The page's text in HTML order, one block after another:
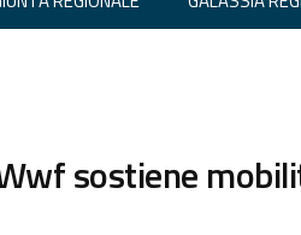
sostiene